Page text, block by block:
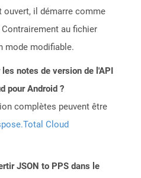
ouvert, il démarre comme
au fichier
mode modifiable.
notes de version de l'API
pour Android ?
complètes peuvent être
Cloud
JSON to PPS dans le